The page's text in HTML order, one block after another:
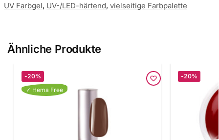
UV Farbgel, UV-/LED-härtend, vielseitige Farbpalette
Ähnliche Produkte
-20%
✓ Hema Free
-20%